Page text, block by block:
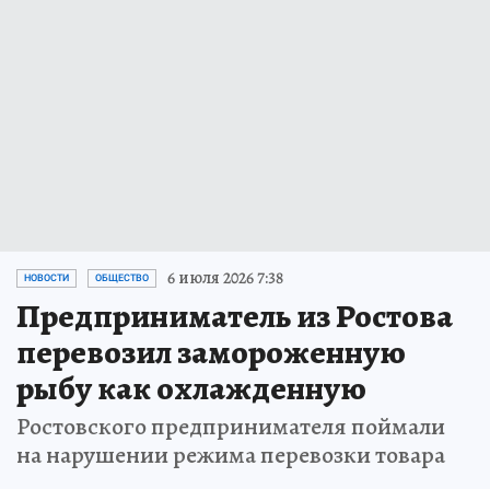
НОВОСТИ ОБЩЕСТВО 6 июля 2026 7:38
Предприниматель из Ростова
перевозил замороженную
рыбу как охлажденную
Ростовского предпринимателя поймали
на нарушении режима перевозки товара